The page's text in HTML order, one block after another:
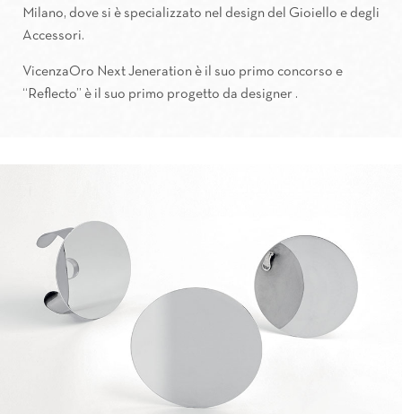
Milano, dove si è specializzato nel design del Gioiello e degli
Accessori.
VicenzaOro Next Jeneration è il suo primo concorso e
“Reflecto” è il suo primo progetto da designer .